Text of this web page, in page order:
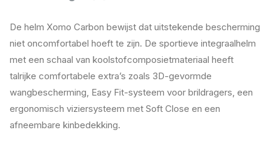
De helm Xomo Carbon bewijst dat uitstekende bescherming
niet oncomfortabel hoeft te zijn. De sportieve integraalhelm
met een schaal van koolstofcomposietmateriaal heeft
talrijke comfortabele extra’s zoals 3D-gevormde
wangbescherming, Easy Fit-systeem voor brildragers, een
ergonomisch viziersysteem met Soft Close en een
afneembare kinbedekking.